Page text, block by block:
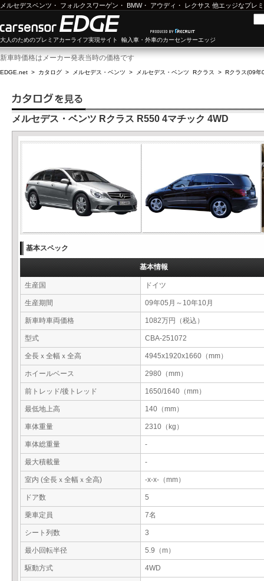
メルセデスベンツ ・ フォルクスワーゲン ・ BMW・ アウディ ・ レクサス 他エッジなプレ
大人のためのプレミアカーライフ実現サイト 輸入車・外車のカーセンサーエッジ
新車時価格はメーカー発表当時の価格です
EDGE.net > カタログ > メルセデス・ベンツ > メルセデス・ベンツ Rクラス > Rクラス(09年
メルセデス・ベンツ Rクラス R550 4マチック 4WD
基本スペック
基本情報
生産国 ドイツ
生産期間 09年05月～10年10月
新車時車両価格 1082万円（税込）
型式 CBA-251072
全長ｘ全幅ｘ全高 4945x1920x1660（mm）
ホイールベース 2980（mm）
前トレッド/後トレッド 1650/1640（mm）
最低地上高 140（mm）
車体重量 2310（kg）
車体総重量 -
最大積載量 -
室内 (全長ｘ全幅ｘ全高) -x-x-（mm）
ドア数 5
乗車定員 7名
シート列数 3
最小回転半径 5.9（m）
駆動方式 4WD